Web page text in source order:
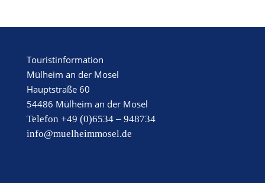
Touristinformation
Mülheim an der Mosel
Hauptstraße 60
54486 Mülheim an der Mosel
Telefon +49 (0)6534 – 948734
info@muelheimmosel.de